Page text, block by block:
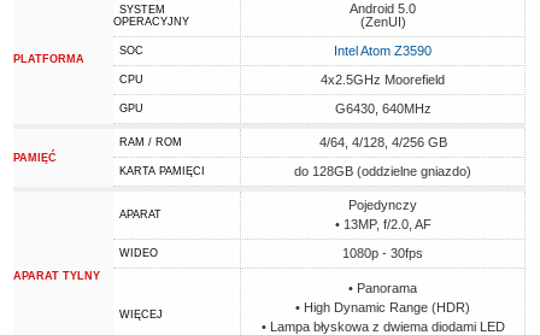
PLATFORMA
SYSTEM
OPERACYJNY
Android 5.0
(ZenUI)
SOC Intel Atom Z3590
CPU 4x2.5GHz Moorefield
GPU G6430, 640MHz
PAMIĘĆ
RAM / ROM 4/64, 4/128, 4/256 GB
KARTA PAMIĘCI do 128GB (oddzielne gniazdo)
APARAT TYLNY
APARAT
Pojedynczy
• 13MP, f/2.0, AF
WIDEO 1080p - 30fps
WIĘCEJ
• Panorama
• High Dynamic Range (HDR)
• Lampa błyskowa z dwiema diodami LED